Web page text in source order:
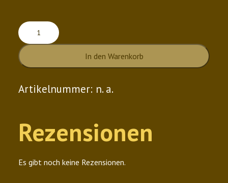
Ur-
Eiche
8
Menge
In den Warenkorb
Artikelnummer: n. a.
Rezensionen
Es gibt noch keine Rezensionen.